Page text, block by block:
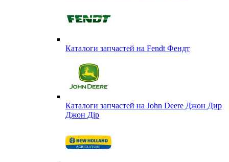
Каталоги запчастей на Fendt Фендт
Каталоги запчастей на John Deere Джон Дир
Джон Дір